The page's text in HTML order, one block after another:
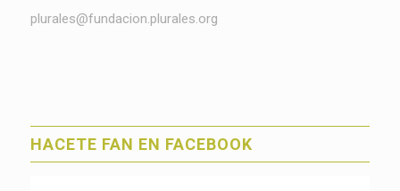
plurales@fundacion.plurales.org
HACETE FAN EN FACEBOOK